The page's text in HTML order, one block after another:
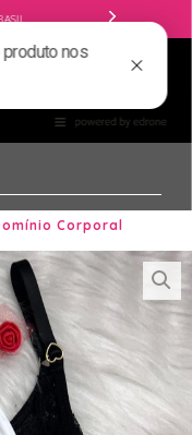
Corporal